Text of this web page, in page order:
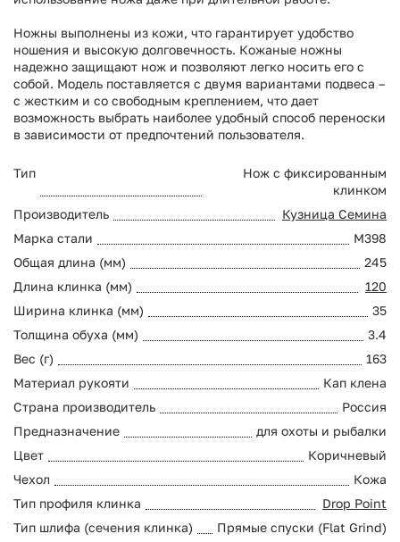
Ножны выполнены из кожи, что гарантирует удобство
ношения и высокую долговечность. Кожаные ножны
надежно защищают нож и позволяют легко носить его с
собой. Модель поставляется с двумя вариантами подвеса –
с жестким и со свободным креплением, что дает
возможность выбрать наиболее удобный способ переноски
в зависимости от предпочтений пользователя.
Тип
Нож с фиксированным
клинком
Производитель
Кузница Семина
Марка стали
M398
Общая длина (мм)
245
Длина клинка (мм)
120
Ширина клинка (мм)
35
Толщина обуха (мм)
3.4
Вес (г)
163
Материал рукояти
Кап клена
Страна производитель
Россия
Предназначение
для охоты и рыбалки
Цвет
Коричневый
Чехол
Кожа
Тип профиля клинка
Drop Point
Тип шлифа (сечения клинка)
Прямые спуски (Flat Grind)